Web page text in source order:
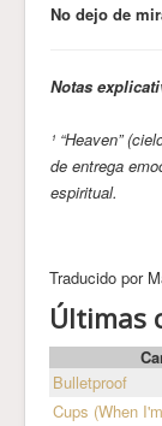
No dejo de
Notas
¹ “Heaven”
de entrega
espiritual.
Traducido por
Últimas
Bulletproof
Cups (When